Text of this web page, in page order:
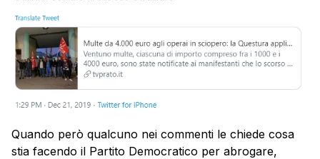
Quando però qualcuno nei commenti le chiede cosa
stia facendo il Partito Democratico per abrogare,